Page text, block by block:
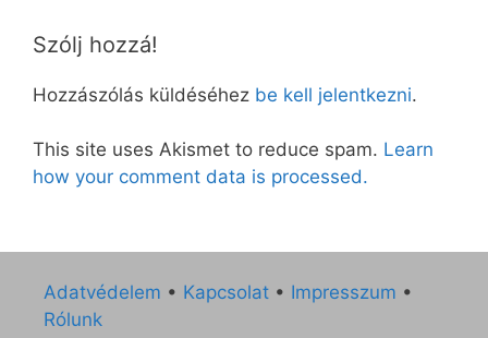
Szólj hozzá!
Hozzászólás küldéséhez be kell jelentkezni.
This site uses Akismet to reduce spam. Learn
how your comment data is processed.
Adatvédelem • Kapcsolat • Impresszum •
Rólunk